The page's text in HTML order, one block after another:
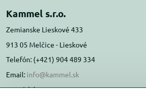
Kammel s.r.o.
Zemianske Lieskové 433
913 05 Melčice - Lieskové
Telefón: (+421) 904 489 334
Email: info@kammel.sk
Prevádzka: